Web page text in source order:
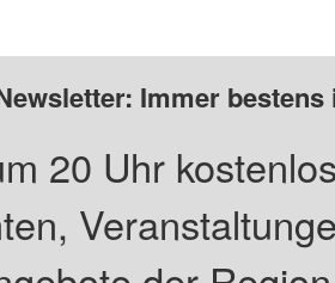
Immer
20 Uhr